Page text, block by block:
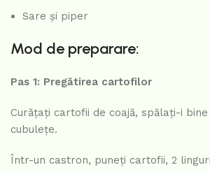
Sare și piper
Mod de preparare:
Pas 1: Pregătirea cartofilor
Curățați cartofii de coajă, spălați-i
cubulețe.
Într-un castron, puneți cartofii, 2